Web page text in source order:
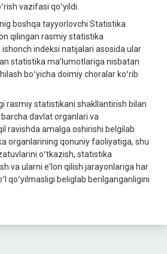
vazifasi qoʻyildi.
tayyorlovchi Statistika
qilingan rasmiy statistika
ishonch indeksi natijalari asosida ular
statistika maʼlumotlariga nisbatan
boʻyicha doimiy choralar koʻrib
statistikani shakllantirish bilan
barcha davlat organlari va
ravishda amalga oshirishi belgilab
organlarining qonuniy faoliyatiga, shu
oʻtkazish, statistika
va ularni eʼlon qilish jarayonlariga har
qoʻyilmasligi beliglab berilganganligini